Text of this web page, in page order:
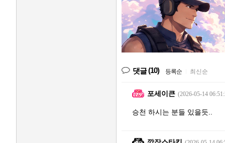
댓글(10) 등록순 최신순
포세이큰 (2026-05-14
승천 하시는 분들 있을듯..